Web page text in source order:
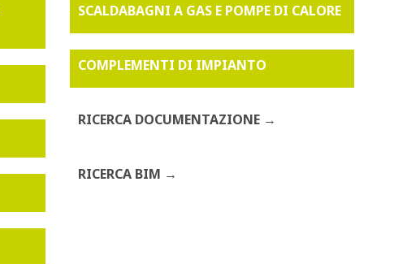
SCALDABAGNI A GAS E POMPE DI CALORE
COMPLEMENTI DI IMPIANTO
RICERCA DOCUMENTAZIONE
RICERCA BIM